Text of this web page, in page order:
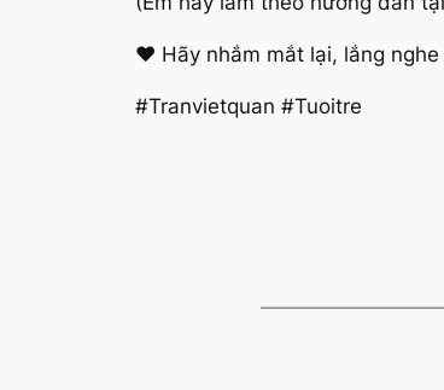
❤️ Hãy nhắm mắt lại, lắng
#Tranvietquan #Tuoitre